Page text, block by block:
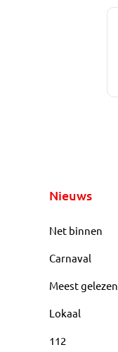
Nieuws
Net binnen
Carnaval
Meest gelezen
Lokaal
112